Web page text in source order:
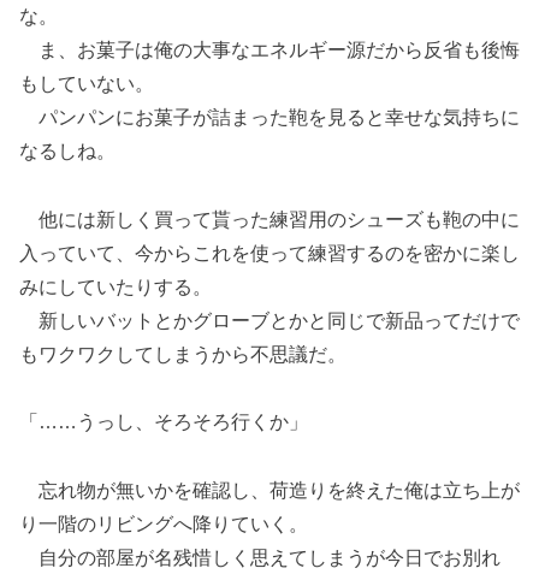
な。
ま、お菓子は俺の大事なエネルギー源だから反省も後悔
もしていない。
パンパンにお菓子が詰まった鞄を見ると幸せな気持ちに
なるしね。
他には新しく買って貰った練習用のシューズも鞄の中に
入っていて、今からこれを使って練習するのを密かに楽し
みにしていたりする。
新しいバットとかグローブとかと同じで新品ってだけで
もワクワクしてしまうから不思議だ。
「……うっし、そろそろ行くか」
忘れ物が無いかを確認し、荷造りを終えた俺は立ち上が
り一階のリビングへ降りていく。
自分の部屋が名残惜しく思えてしまうが今日でお別れ